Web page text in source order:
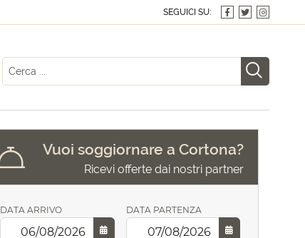
SEGUICI SU:
Vuoi soggiornare a Cortona?
Ricevi offerte dai nostri partner
DATA ARRIVO DATA PARTENZA